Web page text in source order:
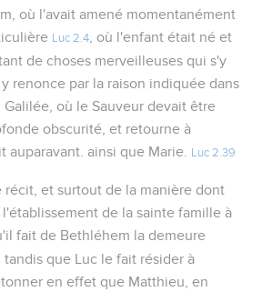
où l'avait amené momentanément
Luc 2.4
, où l'enfant était né et
de choses merveilleuses qui s'y
renonce par la raison indiquée dans
où le Sauveur devait être
obscurité, et retourne à
auparavant. ainsi que Marie.
Luc 2.39
récit, et surtout de la manière dont
de la sainte famille à
fait de Bethléhem la demeure
que Luc le fait résider à
en effet que Matthieu, en